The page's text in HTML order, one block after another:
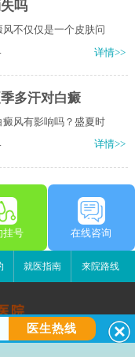
吗
不仅仅是一个皮肤问
详情>>
多汗对白癜
风有影响吗？盛夏时
详情>>
挂号 在线咨询
就医指南 来院路线
医生热线